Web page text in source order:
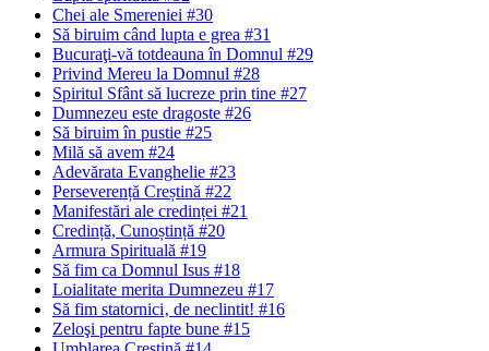
Chei ale Smereniei #30
Să biruim când lupta e grea #31
Bucuraţi-vă totdeauna în Domnul #29
Privind Mereu la Domnul #28
Spiritul Sfânt să lucreze prin tine #27
Dumnezeu este dragoste #26
Să biruim în pustie #25
Milă să avem #24
Adevărata Evanghelie #23
Perseverență Creștină #22
Manifestări ale credinței #21
Credință, Cunoștință #20
Armura Spirituală #19
Să fim ca Domnul Isus #18
Loialitate merita Dumnezeu #17
Să fim statornici‚ de neclintit! #16
Zeloşi pentru fapte bune #15